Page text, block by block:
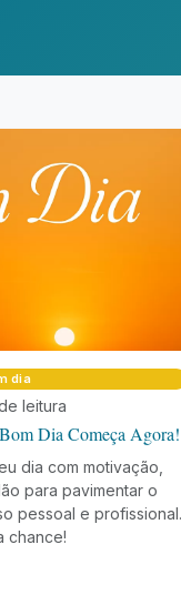
dia
leitura
Dia Começa Agora!
dia com motivação,
para pavimentar o
pessoal e profissional.
chance!